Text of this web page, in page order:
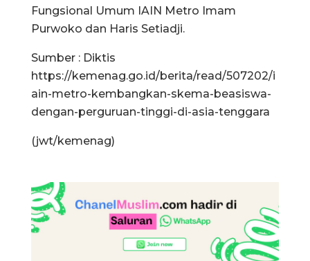
Fungsional Umum IAIN Metro Imam
Purwoko dan Haris Setiadji.
Sumber : Diktis
https://kemenag.go.id/berita/read/507202/i
ain-metro-kembangkan-skema-beasiswa-
dengan-perguruan-tinggi-di-asia-tenggara
(jwt/kemenag)